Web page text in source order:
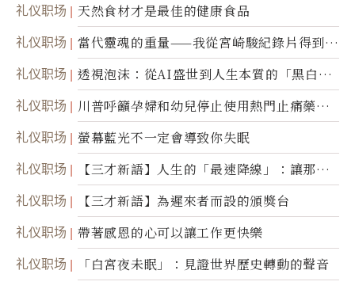
礼仪职场 天然食材才是最佳的健康食品
礼仪职场
當代靈魂的重量——我從宮崎駿紀錄片得到的
省思
礼仪职场
透視泡沫：從AI盛世到人生本質的「黑白一
瞬」
礼仪职场
川普呼籲孕婦和幼兒停止使用熱門止痛藥泰
諾
礼仪职场 螢幕藍光不一定會導致你失眠
礼仪职场
【三才新語】人生的「最速降線」：讓那道
光，帶你滑向自己
礼仪职场 【三才新語】為遲來者而設的頒獎台
礼仪职场 帶著感恩的心可以讓工作更快樂
礼仪职场 「白宮夜未眠」：見證世界歷史轉動的聲音